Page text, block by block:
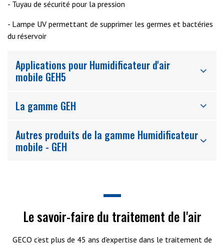
- Tuyau de sécurité pour la pression
- Lampe UV permettant de supprimer les germes et bactéries
du réservoir
Applications pour Humidificateur d'air
mobile GEH5
La gamme GEH
Autres produits de la gamme Humidificateur
mobile - GEH
Le savoir-faire du traitement de l'air
GECO c’est plus de 45 ans d’expertise dans le traitement de